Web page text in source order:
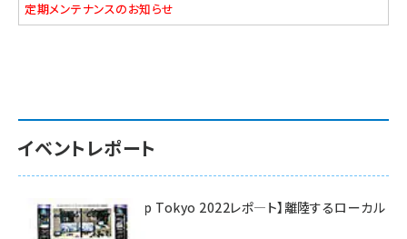
定期メンテナンスのお知らせ
イベントレポート
【Interop Tokyo 2022レポ—ト】離陸するローカル
5G！